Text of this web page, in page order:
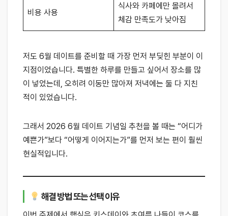
비용 사용
식사와 카페에만 몰려서
체감 만족도가 낮아짐
저도 6월 데이트를 준비할 때 가장 먼저 부딪힌 부분이 이
지점이었습니다. 특별한 하루를 만들고 싶어서 장소를 많
이 넣었는데, 오히려 이동만 많아져 저녁에는 둘 다 지친
적이 있었습니다.
그래서 2026 6월 데이트 기념일 추천을 볼 때는 “어디가
예쁜가”보다 “어떻게 이어지는가”를 먼저 보는 편이 훨씬
현실적입니다.
해결 방법 또는 선택 이유